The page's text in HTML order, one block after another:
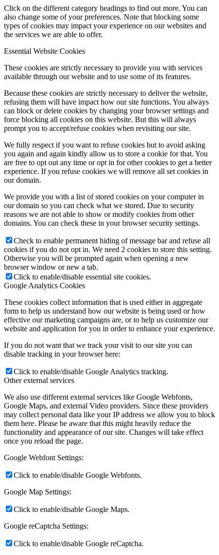
Click on the different category headings to find out more. You can
also change some of your preferences. Note that blocking some
types of cookies may impact your experience on our websites and
the services we are able to offer.
Essential Website Cookies
These cookies are strictly necessary to provide you with services
available through our website and to use some of its features.
Because these cookies are strictly necessary to deliver the website,
refusing them will have impact how our site functions. You always
can block or delete cookies by changing your browser settings and
force blocking all cookies on this website. But this will always
prompt you to accept/refuse cookies when revisiting our site.
We fully respect if you want to refuse cookies but to avoid asking
you again and again kindly allow us to store a cookie for that. You
are free to opt out any time or opt in for other cookies to get a better
experience. If you refuse cookies we will remove all set cookies in
our domain.
We provide you with a list of stored cookies on your computer in
our domain so you can check what we stored. Due to security
reasons we are not able to show or modify cookies from other
domains. You can check these in your browser security settings.
Check to enable permanent hiding of message bar and refuse all
cookies if you do not opt in. We need 2 cookies to store this setting.
Otherwise you will be prompted again when opening a new
browser window or new a tab.
Click to enable/disable essential site cookies.
Google Analytics Cookies
These cookies collect information that is used either in aggregate
form to help us understand how our website is being used or how
effective our marketing campaigns are, or to help us customize our
website and application for you in order to enhance your experience.
If you do not want that we track your visit to our site you can
disable tracking in your browser here:
Click to enable/disable Google Analytics tracking.
Other external services
We also use different external services like Google Webfonts,
Google Maps, and external Video providers. Since these providers
may collect personal data like your IP address we allow you to block
them here. Please be aware that this might heavily reduce the
functionality and appearance of our site. Changes will take effect
once you reload the page.
Google Webfont Settings:
Click to enable/disable Google Webfonts.
Google Map Settings:
Click to enable/disable Google Maps.
Google reCaptcha Settings:
Click to enable/disable Google reCaptcha.